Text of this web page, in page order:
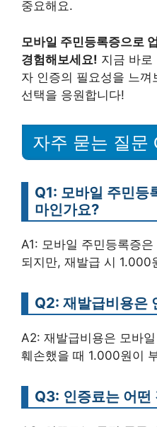
중요해요.
모바일 주민등록증으로
경험해보세요! 지금 바로
자 인증의 필요성을 느
선택을 응원합니다!
자주 묻는 질문
Q1: 모바일 주민등
마인가요?
A1: 모바일 주민등록증
되지만, 재발급 시 1.000
Q2: 재발급비용은
A2: 재발급비용은 모바
훼손했을 때 1.000원이
Q3: 인증료는 어떤